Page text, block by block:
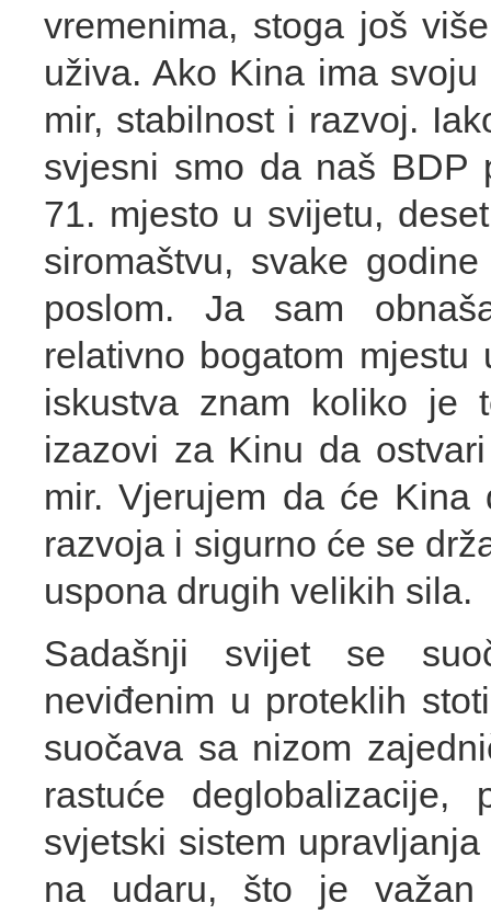
vremenima, stoga još
uživa. Ako Kina ima
mir, stabilnost i razvoj.
svjesni smo da naš BDP
71. mjesto u svijetu,
siromaštvu, svake
poslom. Ja sam
relativno bogatom
iskustva znam koliko je
izazovi za Kinu da
mir. Vjerujem da će Kina
razvoja i sigurno će se
uspona drugih velikih sila.
Sadašnji svijet se
neviđenim u proteklih
suočava sa nizom
rastuće deglobalizacije,
svjetski sistem
na udaru, što je važan